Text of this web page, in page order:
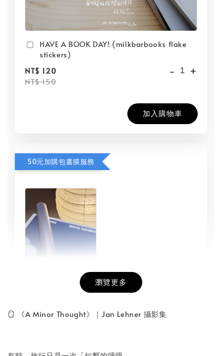
HAVE A BOOK DAY! (milkbarbooks flake
stickers)
NT$ 120
NT$ 150
- +
加入購物車
50元加購包書膜服務
NT$ 50
- +
瀏覽更多
🪞 《A Minor Thought》｜Jan Lehner 攝影集